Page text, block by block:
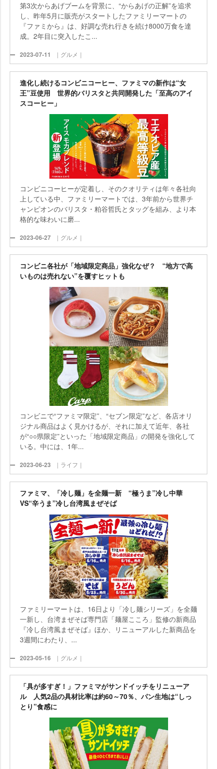
第3次からあげブームを背景に、“からあげの正解”を追求
し、昨年5月に販売がスタートしたファミリーマートの
『ファミから』は、好調な売れ行きを続け8000万食を達
成。2年目に突入したこ...
2023-07-11 ｜グルメ｜
進化し続けるコンビニコーヒー、ファミマの新作は“女
王”豆使用 世界的バリスタと共同開発した「至高のアイ
スコーヒー」
コンビニコーヒーが定着し、そのクオリティは年々各社向
上している中、ファミリーマートでは、3年前から世界チ
ャンピオンのバリスタ・粕谷哲氏とタッグを組み、より本
格的な味わいに磨...
2023-06-27 ｜グルメ｜
コンビニ各社が「地域限定商品」強化なぜ？ “地方で高
いものは売れない”を覆すヒットも
コンビニで“ファミマ限定”、“セブン限定”など、各店オリ
ジナル商品はよく見かけるが、それに加えて近年、各社
が“○○県限定”といった「地域限定商品」の開発を強化して
いる。中には、1年...
2023-06-23 ｜ライフ｜
ファミマ、「冷し麺」を全麺一新 “極うま”冷し中華
VS“辛うま”冷し台湾風まぜそば
ファミリーマートは、16日より「冷し麺シリーズ」を全麺
一新し、台湾まぜそば専門店「麺屋こころ」監修の新商品
『冷し台湾風まぜそば』ほか、リニューアルした新商品を
3週間にわたり、...
2023-05-16 ｜グルメ｜
「具が多すぎ！」ファミマがサンドイッチをリニューア
ル 人気2品の具材比率は約60～70％、パン生地は“しっ
とり”食感に